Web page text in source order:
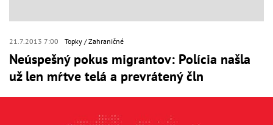
21.7.2013 7:00 Topky Zahraničné
Neúspešný pokus migrantov: Polícia našla
už len mŕtve telá a prevrátený čln